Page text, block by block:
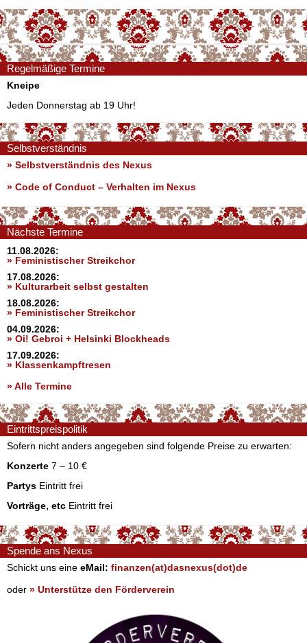
Regelmäßige Termine
Kneipe
Jeden Donnerstag ab 19 Uhr!
Selbstverständnis
» Selbstverständnis des Nexus
» Code of Conduct – Verhalten im Nexus
Nächste Termine
11.08.2026:
» Feministischer Streikchor
17.08.2026:
» Kulturarbeit selbst gestalten
18.08.2026:
» Feministischer Streikchor
04.09.2026:
» Oi! Gebroi + Helsinki Blockheads
17.09.2026:
» Klassenkampftresen
» Alle Termine
Eintrittspreispolitik
Sofern nicht anders angegeben sind folgende Preise zu erwarten:
Konzerte 7 – 10 €
Partys Eintritt frei
Vorträge, etc Eintritt frei
Spende ans Nexus
Schickt uns eine eMail: finanzen(at)dasnexus(dot)de
oder » Unterstütze den Förderverein